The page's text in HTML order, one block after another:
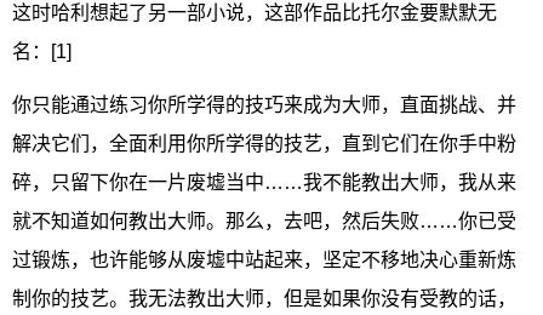
这时哈利想起了另一部小说，这部作品比托尔金要默默无
名：[1]
你只能通过练习你所学得的技巧来成为大师，直面挑战、并
解决它们，全面利用你所学得的技艺，直到它们在你手中粉
碎，只留下你在一片废墟当中……我不能教出大师，我从来
就不知道如何教出大师。那么，去吧，然后失败……你已受
过锻炼，也许能够从废墟中站起来，坚定不移地决心重新炼
制你的技艺。我无法教出大师，但是如果你没有受教的话，